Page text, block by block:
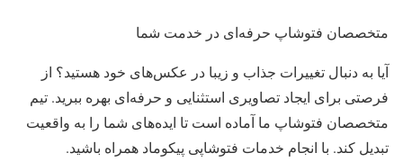
متخصصان فتوشاپ حرفه‌ای در خدمت شما
آیا به دنبال تغییرات جذاب و زیبا در عکس‌های خود هستید؟ از
فرصتی برای ایجاد تصاویری استثنایی و حرفه‌ای بهره ببرید. تیم
متخصصان فتوشاپ ما آماده است تا ایده‌های شما را به واقعیت
تبدیل کند. با انجام خدمات فتوشاپی پیکوماد همراه باشید.